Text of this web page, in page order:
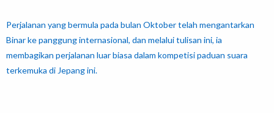
Perjalanan yang bermula pada bulan Oktober telah mengantarkan
Binar ke panggung internasional, dan melalui tulisan ini, ia
membagikan perjalanan luar biasa dalam kompetisi paduan suara
terkemuka di Jepang ini.